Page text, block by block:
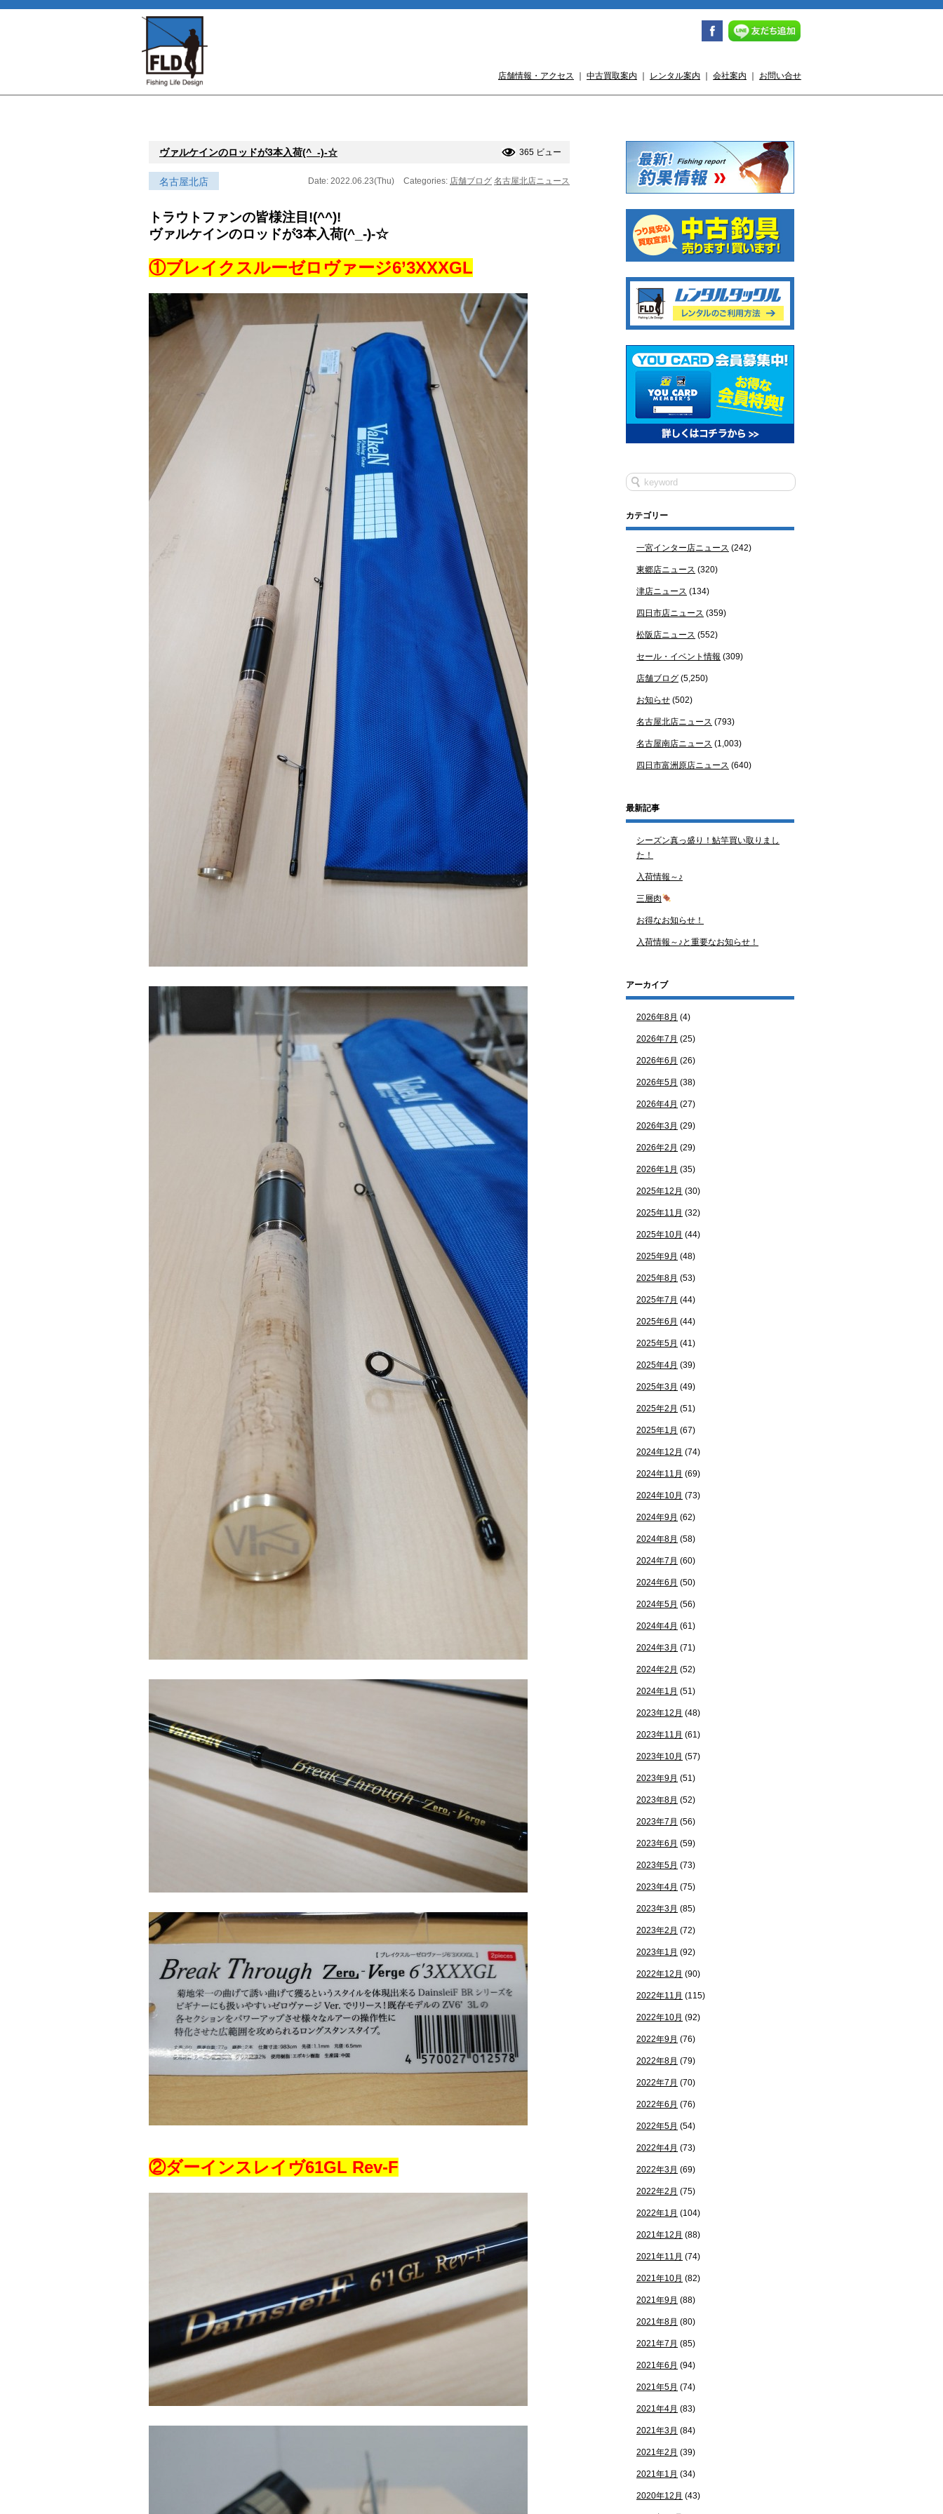
店舗情報・アクセス 中古買取案内 レンタル案内 会社案内 お問い合せ
ヴァルケインのロッドが3本入荷(^_-)-☆ 365 ビュー
名古屋北店 Date: 2022.06.23(Thu) Categories: 店舗ブログ 名古屋北店ニュース
トラウトファンの皆様注目!(^^)!
ヴァルケインのロッドが3本入荷(^_-)-☆
①ブレイクスルーゼロヴァージ6’3XXXGL
②ダーインスレイヴ61GL Rev-F
カテゴリー
一宮インター店ニュース (242)
東郷店ニュース (320)
津店ニュース (134)
四日市店ニュース (359)
松阪店ニュース (552)
セール・イベント情報 (309)
店舗ブログ (5,250)
お知らせ (502)
名古屋北店ニュース (793)
名古屋南店ニュース (1,003)
四日市富洲原店ニュース (640)
最新記事
シーズン真っ盛り！鮎竿買い取りまし
た！
入荷情報～♪
三層肉
お得なお知らせ！
入荷情報～♪と重要なお知らせ！
アーカイブ
2026年8月 (4)
2026年7月 (25)
2026年6月 (26)
2026年5月 (38)
2026年4月 (27)
2026年3月 (29)
2026年2月 (29)
2026年1月 (35)
2025年12月 (30)
2025年11月 (32)
2025年10月 (44)
2025年9月 (48)
2025年8月 (53)
2025年7月 (44)
2025年6月 (44)
2025年5月 (41)
2025年4月 (39)
2025年3月 (49)
2025年2月 (51)
2025年1月 (67)
2024年12月 (74)
2024年11月 (69)
2024年10月 (73)
2024年9月 (62)
2024年8月 (58)
2024年7月 (60)
2024年6月 (50)
2024年5月 (56)
2024年4月 (61)
2024年3月 (71)
2024年2月 (52)
2024年1月 (51)
2023年12月 (48)
2023年11月 (61)
2023年10月 (57)
2023年9月 (51)
2023年8月 (52)
2023年7月 (56)
2023年6月 (59)
2023年5月 (73)
2023年4月 (75)
2023年3月 (85)
2023年2月 (72)
2023年1月 (92)
2022年12月 (90)
2022年11月 (115)
2022年10月 (92)
2022年9月 (76)
2022年8月 (79)
2022年7月 (70)
2022年6月 (76)
2022年5月 (54)
2022年4月 (73)
2022年3月 (69)
2022年2月 (75)
2022年1月 (104)
2021年12月 (88)
2021年11月 (74)
2021年10月 (82)
2021年9月 (88)
2021年8月 (80)
2021年7月 (85)
2021年6月 (94)
2021年5月 (74)
2021年4月 (83)
2021年3月 (84)
2021年2月 (39)
2021年1月 (34)
2020年12月 (43)